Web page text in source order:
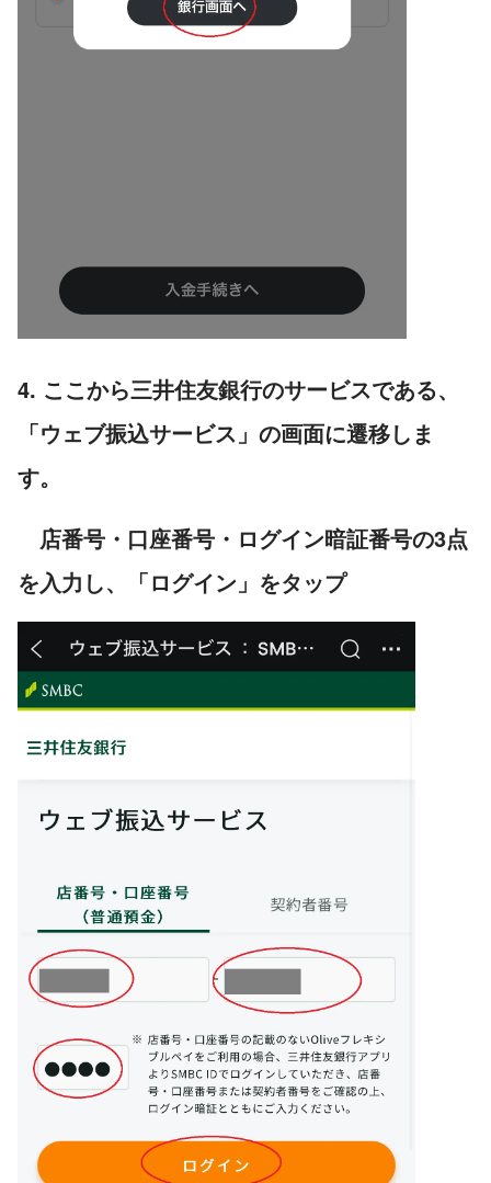
4. ここから三井住友銀行のサービスである、
「ウェブ振込サービス」の画面に遷移しま
す。
店番号・口座番号・ログイン暗証番号の3点
を入力し、「ログイン」をタップ